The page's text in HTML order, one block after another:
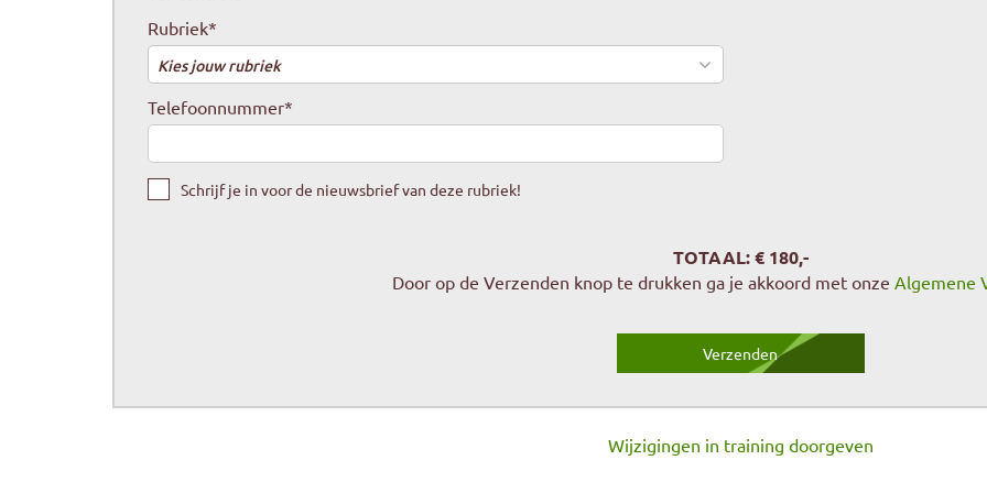
Rubriek*
Kies jouw rubriek
Telefoonnummer*
Schrijf je in voor de nieuwsbrief van deze rubriek!
TOTAAL: € 180,-
Door op de Verzenden knop te drukken ga je akkoord met onze Algemene
Wijzigingen in training doorgeven